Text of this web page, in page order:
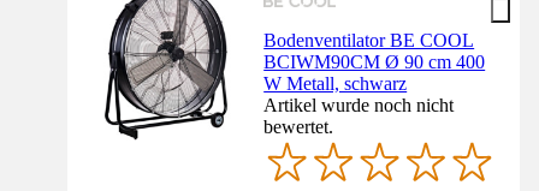
Bodenventilator BE COOL
BCIWM90CM Ø 90 cm 400
W Metall, schwarz
Artikel wurde noch nicht
bewertet.